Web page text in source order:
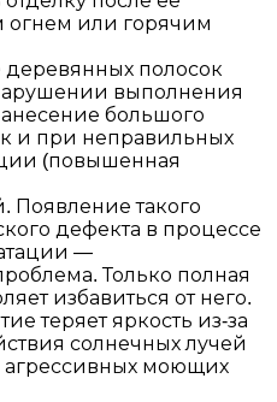
огнем или горячим
деревянных полосок
выполнения
большого
и при неправильных
(повышенная
Появление такого
дефекта в процессе
—
Только полная
избавиться от него.
теряет яркость из-за
солнечных лучей
агрессивных моющих